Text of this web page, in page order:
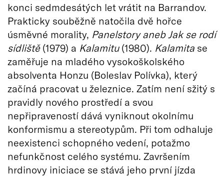
konci sedmdesátých let vrátit na Barrandov.
Prakticky souběžně natočila dvě hořce
úsměvné morality, Panelstory aneb Jak se rodí
sídliště(1979) a Kalamitu(1980). Kalamita se
zaměřuje na mladého vysokoškolského
absolventa Honzu (Boleslav Polívka), který
začíná pracovat u železnice. Zatím není sžitý s
pravidly nového prostředí a svou
nepřipraveností dává vyniknout okolnímu
konformismu a stereotypům. Při tom odhaluje
neexistenci schopného vedení, potažmo
nefunkčnost celého systému. Završením
hrdinovy iniciace se stává jeho první jízda